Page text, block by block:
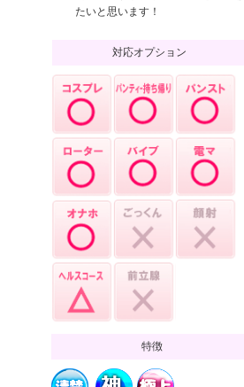
たいと思います！
対応オプション
特徴